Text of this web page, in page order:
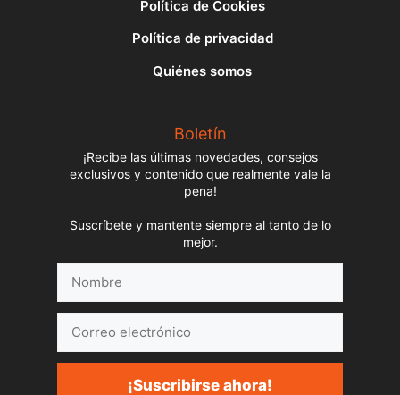
Política de Cookies
Política de privacidad
Quiénes somos
Boletín
¡Recibe las últimas novedades, consejos
exclusivos y contenido que realmente vale la
pena!
Suscríbete y mantente siempre al tanto de lo
mejor.
electrónico
¡Suscribirse ahora!